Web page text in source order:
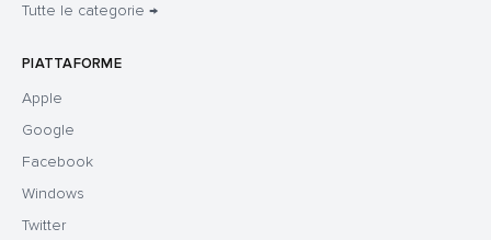
Tutte le categorie →
PIATTAFORME
Apple
Google
Facebook
Windows
Twitter